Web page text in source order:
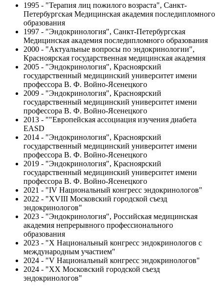
1995 - "Терапия лиц пожилого возраста", Санкт-
Петербургская Медицинская академия последипломного
образования
1997 - "Эндокринология", Санкт-Петербургская
Медицинская академия последипломного образования
2000 - "Актуальные вопросы по эндокринологии",
Красноярская государственная медицинская академия
2005 - "Эндокринология", Красноярский
государственный медицинский университет имени
профессора В. Ф. Войно-Ясенецкого
2009 - "Эндокринология", Красноярский
государственный медицинский университет имени
профессора В. Ф. Войно-Ясенецкого
2013 - ""Европейская ассоциация изучения диабета
EASD
2014 - "Эндокринология", Красноярский
государственный медицинский университет имени
профессора В. Ф. Войно-Ясенецкого
2019 - "Эндокринология", Красноярский
государственный медицинский университет имени
профессора В. Ф. Войно-Ясенецкого
2021 - "IV Национальный конгресс эндокринологов"
2022 - "XVIII Московский городской съезд
эндокринологов"
2023 - "Эндокринология", Российская медицинская
академия непрерывного профессионального
образования
2023 - "X Национальный конгресс эндокринологов с
международным участием"
2024 - "V Национальный конгресс эндокринологов"
2024 - "XX Московский городской съезд
эндокринологов"